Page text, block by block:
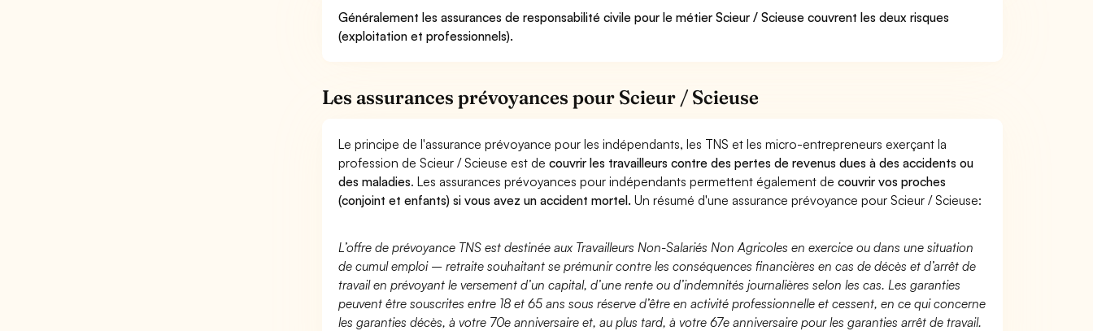
Généralement les assurances de responsabilité civile pour le métier Scieur / Scieuse couvrent les deux risques
(exploitation et professionnels).
Les assurances prévoyances pour Scieur / Scieuse
Le principe de l'assurance prévoyance pour les indépendants, les TNS et les micro-entrepreneurs exerçant la
profession de Scieur / Scieuse est decouvrir les travailleurs contre des pertes de revenus dues à des accidents ou
des maladies. Les assurances prévoyances pour indépendants permettent également decouvrir vos proches
(conjoint et enfants) si vous avez un accident mortel. Un résumé d'une assurance prévoyance pour Scieur / Scieuse:
L’offre de prévoyance TNS est destinée aux Travailleurs Non-Salariés Non Agricoles en exercice ou dans une situation
de cumul emploi – retraite souhaitant se prémunir contre les conséquences financières en cas de décès et d’arrêt de
travail en prévoyant le versement d’un capital, d’une rente ou d’indemnités journalières selon les cas. Les garanties
peuvent être souscrites entre 18 et 65 ans sous réserve d’être en activité professionnelle et cessent, en ce qui concerne
les garanties décès, à votre 70e anniversaire et, au plus tard, à votre 67e anniversaire pour les garanties arrêt de travail.